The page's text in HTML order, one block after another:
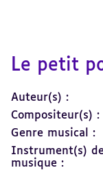
Le petit
Auteur(s) :
Compositeur(s) :
Genre musical :
Instrument(s)
musique :